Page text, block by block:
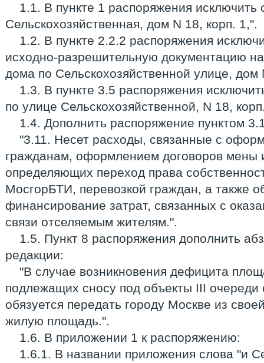
1.1. В пункте 1 распоряжения исключить
Сельскохозяйственная, дом N 18, корп. 1,".
1.2. В пункте 2.2.2 распоряжения
исходно-разрешительную документацию
дома по Сельскохозяйственной улице, дом
1.3. В пункте 3.5 распоряжения
по улице Сельскохозяйственной, N 18,
1.4. Дополнить распоряжение пунктом
"3.11. Несет расходы, связанные с
гражданам, оформлением договоров мены
определяющих переход права
МосгорБТИ, перевозкой граждан, а также
финансирование затрат, связанных с
связи отселяемым жителям.".
1.5. Пункт 8 распоряжения дополнить
редакции:
"В случае возникновения дефицита
подлежащих сносу под объекты III очереди
обязуется передать городу Москве из
жилую площадь.".
1.6. В приложении 1 к распоряжению:
1.6.1. В названии приложения слова "и